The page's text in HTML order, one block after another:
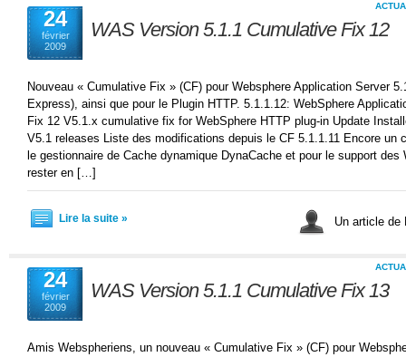
24
février
2009
WAS Version 5.1.1 Cumulative Fix 12
Nouveau « Cumulative Fix » (CF) pour Websphere Application Server
Express), ainsi que pour le Plugin HTTP. 5.1.1.12: WebSphere
Fix 12 V5.1.x cumulative fix for WebSphere HTTP plug-in Update
V5.1 releases Liste des modifications depuis le CF 5.1.1.11 Encore un
le gestionnaire de Cache dynamique DynaCache et pour le support
rester en […]
Lire la suite » Un article
24
février
2009
WAS Version 5.1.1 Cumulative Fix 13
Amis Webspheriens, un nouveau « Cumulative Fix » (CF) pour